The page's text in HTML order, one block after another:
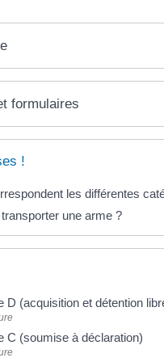
formulaires
!
les différentes
une arme ?
D (acquisition et détention
C (soumise à déclaration)